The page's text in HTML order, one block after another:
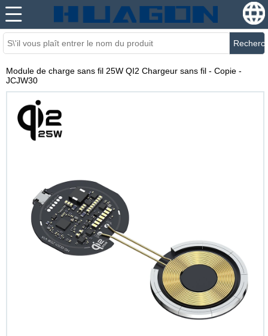
Module de charge sans fil 25W QI2 Chargeur sans fil - Copie -
JCJW30